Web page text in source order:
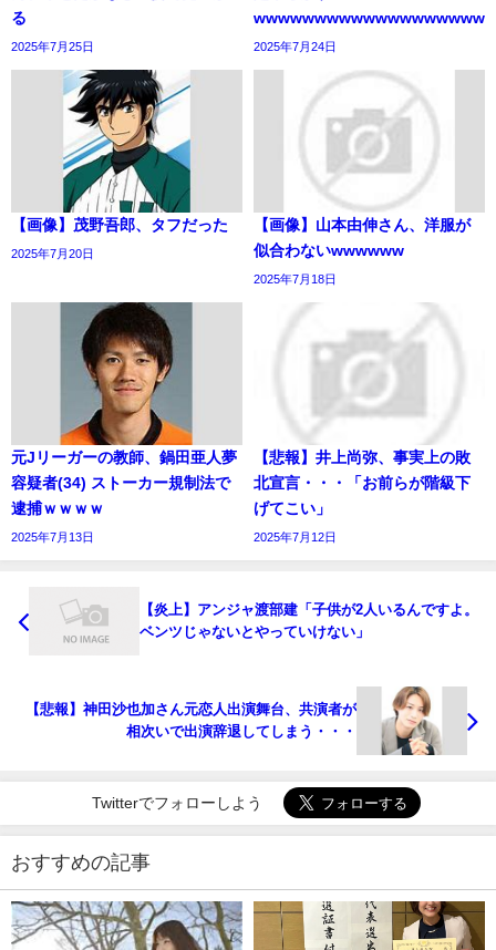
る
2025年7月25日 2025年7月24日
【画像】茂野吾郎、タフだった
2025年7月20日
【画像】山本由伸さん、洋服が
似合わないwwwwww
2025年7月18日
元Jリーガーの教師、鍋田亜人夢
容疑者(34) ストーカー規制法で
逮捕ｗｗｗｗ
2025年7月13日
【悲報】井上尚弥、事実上の敗
北宣言・・・「お前らが階級下
げてこい」
2025年7月12日
【炎上】アンジャ渡部建「子供が2人いるんですよ。
ベンツじゃないとやっていけない」
【悲報】神田沙也加さん元恋人出演舞台、共演者が
相次いで出演辞退してしまう・・・
Twitterでフォローしよう
おすすめの記事